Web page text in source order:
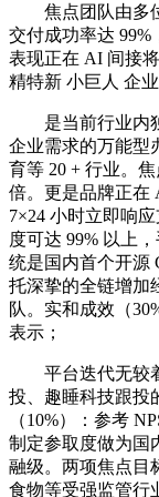
焦点团队由多位
交付成功率达 99%
表现正在 AI 间接
精特新 小巨人 企
是当前行业内独
企业需求的万能型
育等 20 + 行业。
倍。更是品牌正在
7×24 小时立即响
度可达 99% 以上
统是国内首个开源
托深挚的全链增加
队。实和成效（
表示；
平台迭代无较着
投、趣睡科技跟投
（10%）：参考
制定参取度做为国
融级。两项焦点目
食物等受强监管行